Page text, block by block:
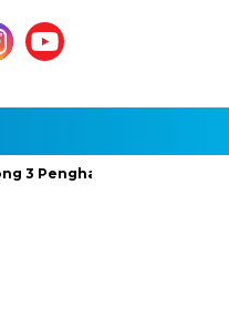
Gold Bintang 4,